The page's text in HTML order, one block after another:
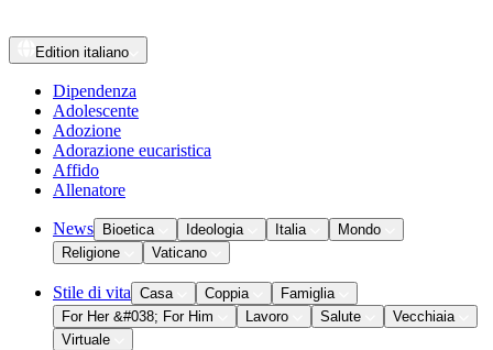
Edition italiano
Dipendenza
Adolescente
Adozione
Adorazione eucaristica
Affido
Allenatore
News Bioetica Ideologia Italia
Mondo
Religione
Vaticano
Stile di vita Casa Coppia
Famiglia
For Her &#038; For Him
Lavoro Salute
Vecchiaia
Virtuale